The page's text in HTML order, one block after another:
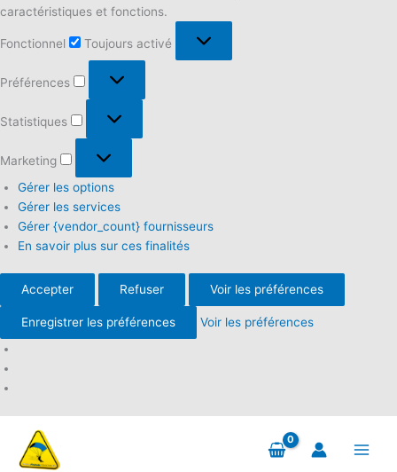
caractéristiques et fonctions.
Fonctionnel
Toujours activé
Préférences
Statistiques
Marketing
Gérer les options
Gérer les services
Gérer {vendor_count} fournisseurs
En savoir plus sur ces finalités
Accepter Refuser Voir les préférences
Enregistrer les préférences Voir les préférences
contenu